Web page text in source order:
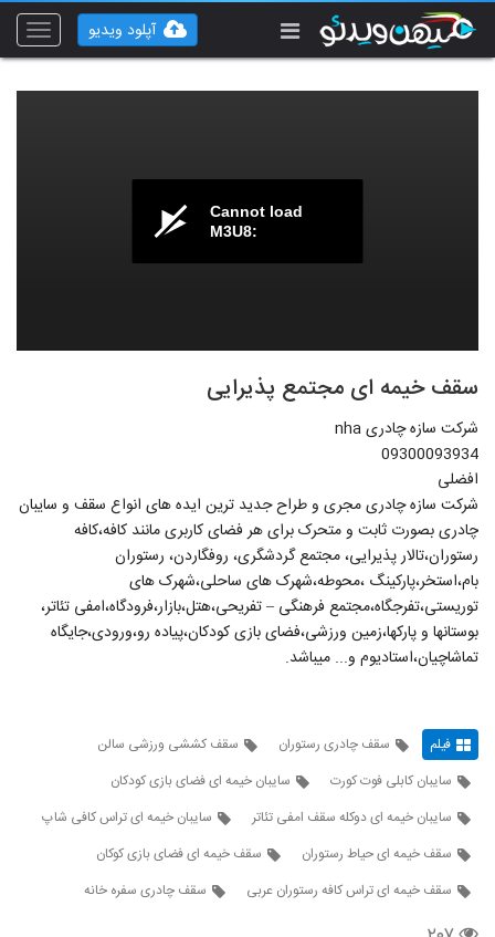
Toggle
آپلود ویدیو
Cannot load
M3U8:
سقف خیمه ای مجتمع پذیرایی
شرکت سازه چادری nha
09300093934
افضلی
شرکت سازه چادری مجری و طراح جدید ترین ایده های انواع سقف و سایبان
چادری بصورت ثابت و متحرک برای هر فضای کاربری مانند کافه،کافه
رستوران،تالار پذیرایی، مجتمع گردشگری، روفگاردن، رستوران
بام،استخر،پارکینگ ،محوطه،شهرک های ساحلی،شهرک های
توریستی،تفرجگاه،مجتمع فرهنگی – تفریحی،هتل،بازار،فرودگاه،امفی تئاتر،
بوستانها و پارکها،زمین ورزشی،فضای بازی کودکان،پیاده رو،ورودی،جایگاه
تماشاچیان،استادیوم و... میباشد.
فیلم سقف چادری رستوران
سقف کششی ورزشی سالن
سایبان کابلی فوت کورت
سایبان خیمه ای فضای بازی کودکان
سایبان خیمه ای دوکله سقف امفی تئاتر
سایبان خیمه ای تراس کافی شاپ
سقف خیمه ای حیاط رستوران
سقف خیمه ای فضای بازی کوکان
سقف خیمه ای تراس کافه رستوران عربی
سقف چادری سفره خانه